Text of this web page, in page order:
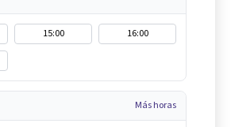
15:00
16:00
Más horas